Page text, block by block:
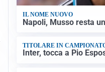
IL NOME NUOVO
Napoli, Musso resta
TITOLARE IN
Inter, tocca a Pio